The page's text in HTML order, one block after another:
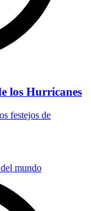
los Hurricanes
festejos de